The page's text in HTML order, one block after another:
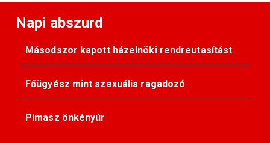
Napi abszurd
Másodszor kapott házelnöki rendreutasítást
Főügyész mint szexuális ragadozó
Pimasz önkényúr